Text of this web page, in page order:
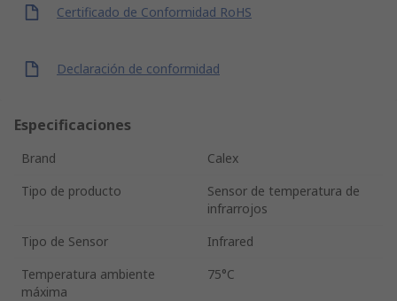
Certificado de Conformidad RoHS
Declaración de conformidad
Especificaciones
Brand
Calex
Tipo de producto
Sensor de temperatura de
infrarrojos
Tipo de Sensor
Infrared
Temperatura ambiente
máxima
75°C